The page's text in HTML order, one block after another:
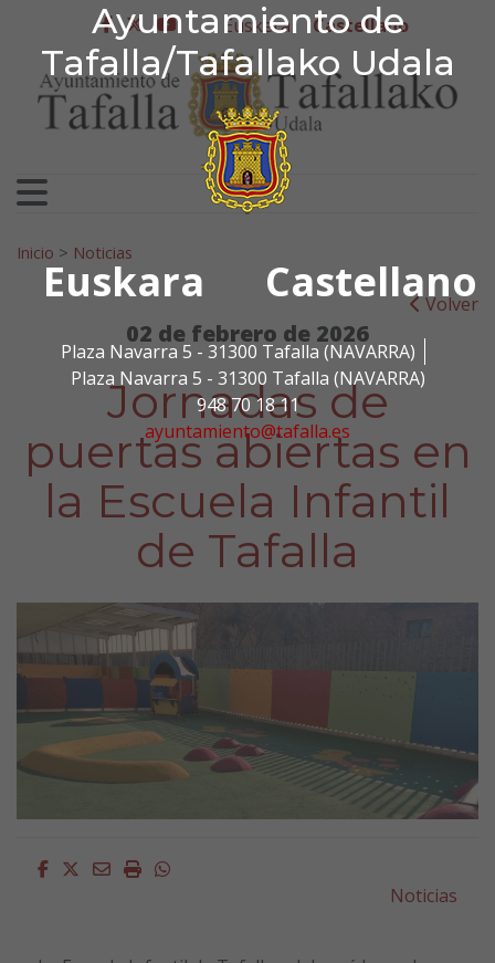
Ayuntamiento de
Tafalla/Tafallako Udala
Euskara Castellano
Plaza Navarra 5 - 31300 Tafalla (NAVARRA)
Plaza Navarra 5 - 31300 Tafalla (NAVARRA)
948 70 18 11
ayuntamiento@tafalla.es
Ir al contenido
Ayuntamiento de
facebook
twitter
youtube
Euskera Castellano
Search for:
Inicio > Noticias
Volver
02 de febrero de 2026
Jornadas de
puertas abiertas en
la Escuela Infantil
de Tafalla
Facebook
Twitter
EmailImprimirWhatsapp
Noticias